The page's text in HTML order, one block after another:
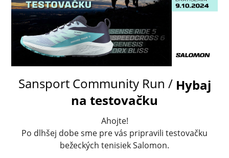
Sansport Community Run / Hybaj
na testovačku
Ahojte!
Po dlhšej dobe sme pre vás pripravili testovačku
bežeckých tenisiek Salomon.